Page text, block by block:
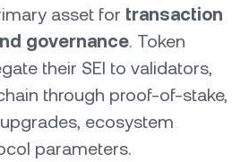
asset for transaction
governance. Token
their SEI to validators,
through proof-of-stake,
ecosystem
parameters.